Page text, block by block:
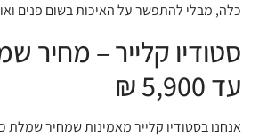
כלה, מבלי להתפשר על האיכות בשום פנים
סטודיו קלייר – מחיר
עד 5,900 ₪
אנחנו בסטודיו קלייר מאמינות שמחיר שמלת